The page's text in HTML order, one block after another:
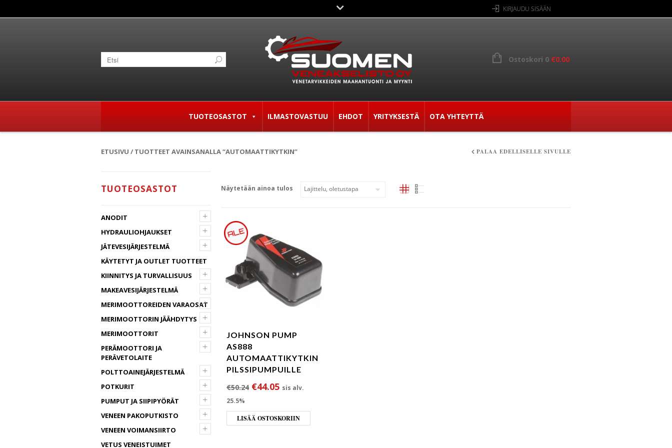
KIRJAUDU SISÄÄN
Ostoskori 0 €0.00
TUOTEOSASTOT ILMASTOVASTUU EHDOT YRITYKSESTÄ OTA YHTEYTTÄ
ETUSIVU / TUOTTEET AVAINSANALLA “AUTOMAATTIKYTKIN” PALAA EDELLISELLE SIVULLE
TUOTEOSASTOT
+
ANODIT
+
HYDRAULIOHJAUKSET
+
JÄTEVESIJÄRJESTELMÄ
KÄYTETYT JA OUTLET TUOTTEET
+
KIINNITYS JA TURVALLISUUS
+
MAKEAVESIJÄRJESTELMÄ
+
MERIMOOTTOREIDEN VARAOSAT
+
MERIMOOTTORIN JÄÄHDYTYS
+
MERIMOOTTORIT
+
PERÄMOOTTORI JA
PERÄVETOLAITE
+
POLTTOAINEJÄRJESTELMÄ
+
POTKURIT
+
PUMPUT JA SIIPIPYÖRÄT
+
VENEEN PAKOPUTKISTO
+
VENEEN VOIMANSIIRTO
VETUS VENEISTUIMET
Näytetään ainoa tulos
JOHNSON PUMP
AS888
AUTOMAATTIKYTKIN
PILSSIPUMPUILLE
€50.24 Alkuperäinen hinta oli: €50.24.
€44.05Nykyinen hinta on: €44.05.
sis alv.
25.5%
LISÄÄ OSTOSKORIIN